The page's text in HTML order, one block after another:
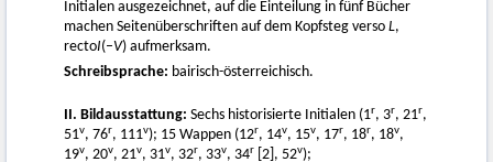
Initialen ausgezeichnet, auf die Einteilung in fünf Bücher
machen Seitenüberschriften auf dem Kopfsteg verso L,
rectoI(–V) aufmerksam.
Schreibsprache: bairisch-österreichisch.
II. Bildausstattung: Sechs historisierte Initialen (1r, 3r, 21r,
51v, 76r, 111v); 15 Wappen (12r, 14v, 15v, 17r, 18r, 18v,
19v, 20v, 21v, 31v, 32r, 33v, 34r [2], 52v);